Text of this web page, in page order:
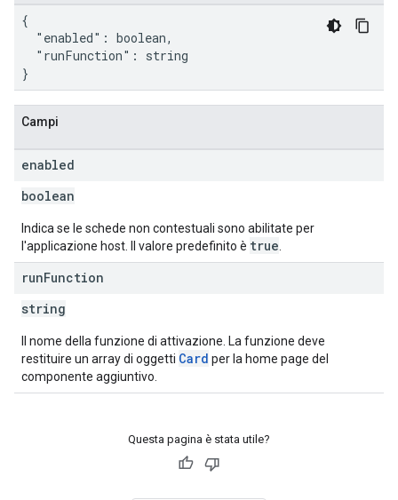
{
  "enabled": boolean,
  "runFunction": string
}
Campi
enabled
boolean
Indica se le schede non contestuali sono abilitate per
l'applicazione host. Il valore predefinito è true
runFunction
string
Il nome della funzione di attivazione. La funzione deve
restituire un array di oggetti Card per la home page del
componente aggiuntivo.
Questa pagina è stata utile?